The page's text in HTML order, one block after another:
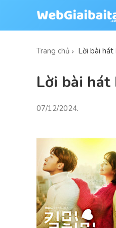
Trang chủ Lời bài hát
Lời bài hát
07/12/2024.